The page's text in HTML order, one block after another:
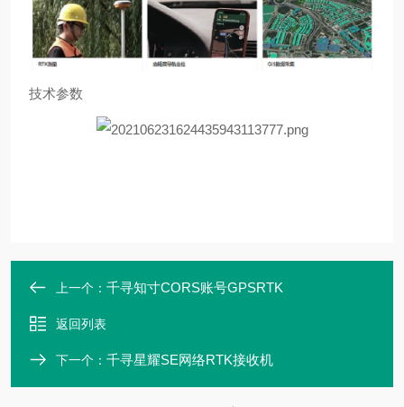
技术参数
上一个： 千寻知寸CORS账号GPSRTK
返回列表
下一个： 千寻星耀SE网络RTK接收机